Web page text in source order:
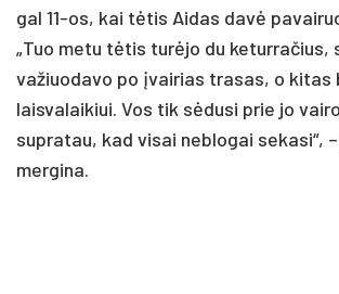
gal 11-os, kai tėtis Aidas davė
„Tuo metu tėtis turėjo du keturračius,
važiuodavo po įvairias trasas, o kitas
laisvalaikiui. Vos tik sėdusi prie jo
supratau, kad visai neblogai sekasi“,
mergina.